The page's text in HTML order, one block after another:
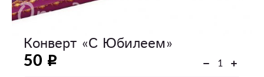
Конверт «С Юбилеем»
50